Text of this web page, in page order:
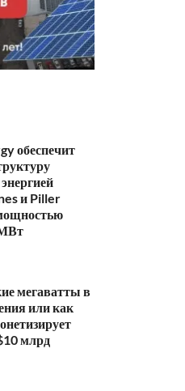
обеспечит
и Piller
мегаватты в
или как
млрд